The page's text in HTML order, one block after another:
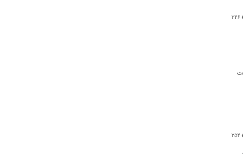
۳۴۶
زمان: ۱ ساعت
۳۵۴